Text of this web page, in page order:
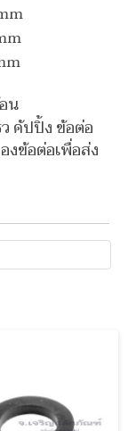
น
คัปปิ้ง ข้อต่อ
งข้อต่อเพื่อส่ง